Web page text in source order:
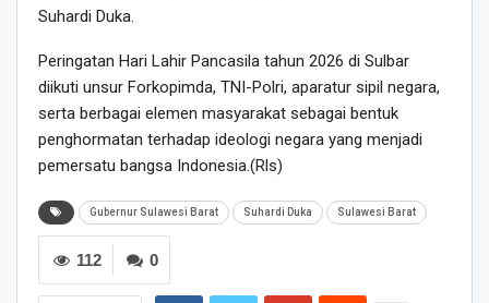
Suhardi Duka.
Peringatan Hari Lahir Pancasila tahun 2026 di Sulbar
diikuti unsur Forkopimda, TNI-Polri, aparatur sipil negara,
serta berbagai elemen masyarakat sebagai bentuk
penghormatan terhadap ideologi negara yang menjadi
pemersatu bangsa Indonesia.(Rls)
Gubernur Sulawesi Barat Suhardi Duka Sulawesi Barat
0
112